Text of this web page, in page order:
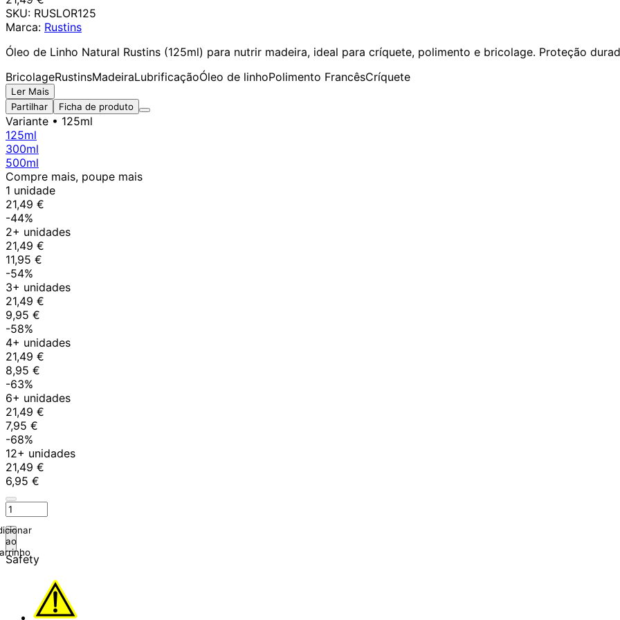
SKU: RUSLOR125
Marca: Rustins
Óleo de Linho Natural Rustins (125ml) para nutrir madeira, ideal para críquete, polimento e bricolage. Proteção
BricolageRustinsMadeiraLubrificaçãoÓleo de linhoPolimento FrancêsCríquete
Ler Mais
Partilhar
Ficha de produto
Variante • 125ml
125ml
300ml
500ml
Compre mais, poupe mais
1 unidade
21,49 €
-44%
2+ unidades
21,49 €
11,95 €
-54%
3+ unidades
21,49 €
9,95 €
-58%
4+ unidades
21,49 €
8,95 €
-63%
6+ unidades
21,49 €
7,95 €
-68%
12+ unidades
21,49 €
6,95 €
ao
Safety